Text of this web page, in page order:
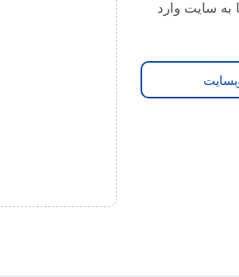
به سایت وارد